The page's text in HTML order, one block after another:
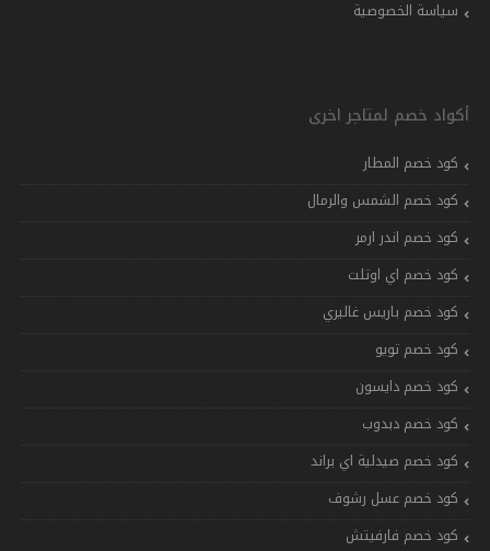
سياسة الخصوصية
أكواد خصم لمتاجر اخرى
كود خصم المطار
كود خصم الشمس والرمال
كود خصم اندر ارمر
كود خصم اي اوتلت
كود خصم باريس غاليري
كود خصم تويو
كود خصم دايسون
كود خصم دبدوب
كود خصم صيدلية اي براند
كود خصم عسل رشوف
كود خصم فارفيتش